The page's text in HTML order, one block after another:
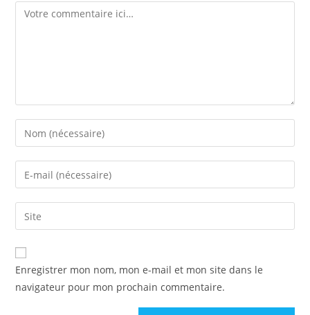
Enregistrer mon nom, mon e-mail et mon site dans le
navigateur pour mon prochain commentaire.